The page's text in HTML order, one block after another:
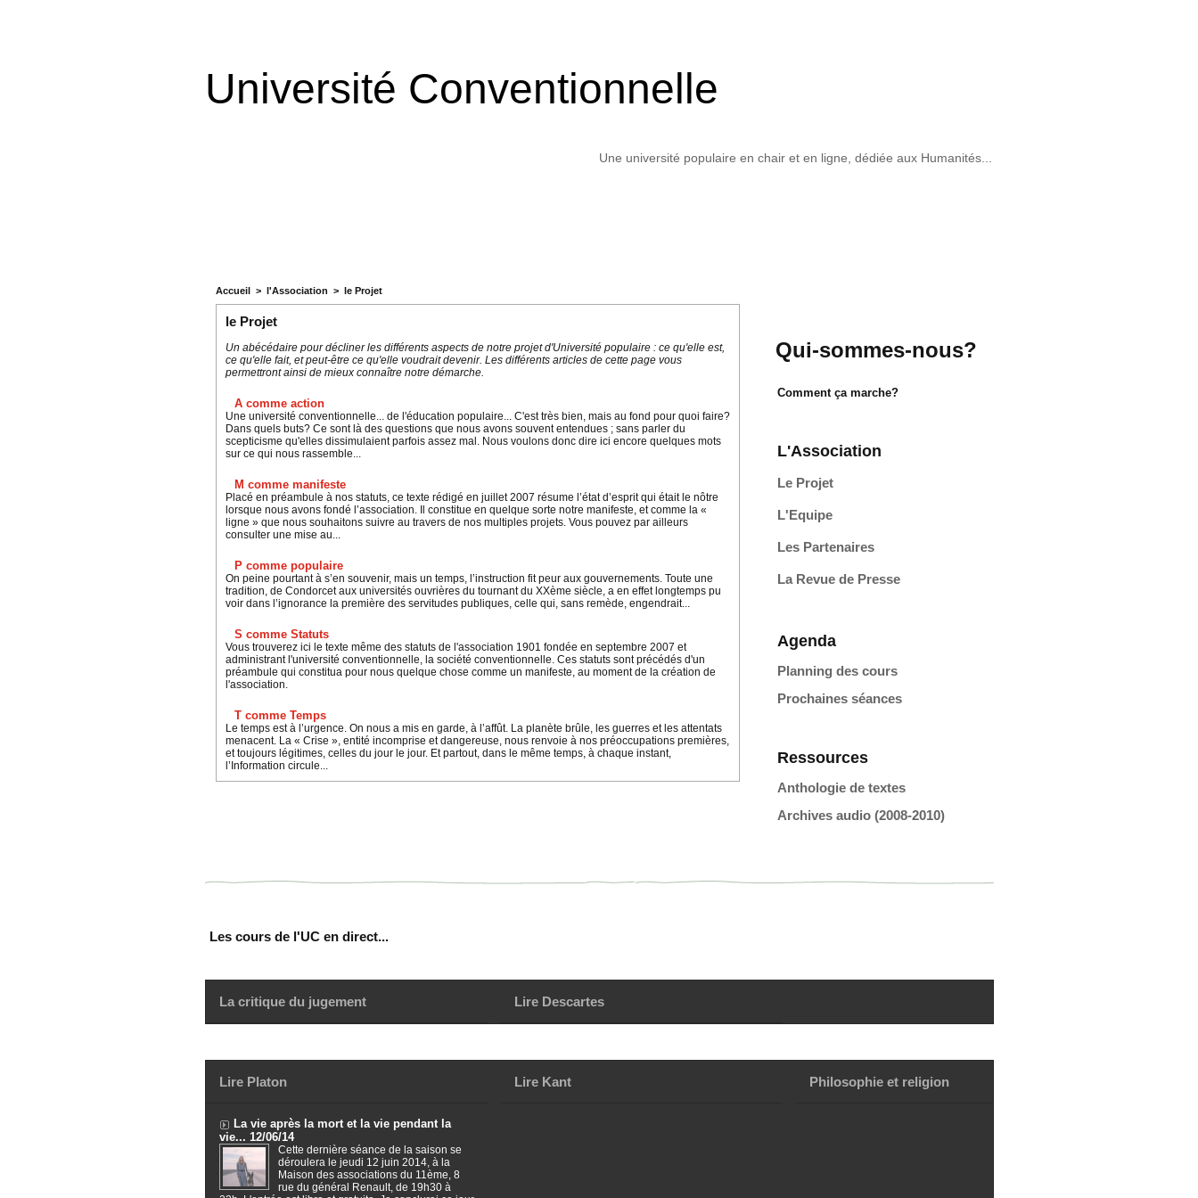
Université Conventionnelle
Une université populaire en chair et en ligne, dédiée aux Humanités...
Accueil > l'Association > le Projet
le Projet
Un abécédaire pour décliner les différents aspects de notre projet d'Université populaire : ce qu'elle est,
ce qu'elle fait, et peut-être ce qu'elle voudrait devenir. Les différents articles de cette page vous
permettront ainsi de mieux connaître notre démarche.
A comme action
Une université conventionnelle... de l'éducation populaire... C'est très bien, mais au fond pour quoi faire?
Dans quels buts? Ce sont là des questions que nous avons souvent entendues ; sans parler du
scepticisme qu'elles dissimulaient parfois assez mal. Nous voulons donc dire ici encore quelques mots
sur ce qui nous rassemble...
M comme manifeste
Placé en préambule à nos statuts, ce texte rédigé en juillet 2007 résume l’état d’esprit qui était le nôtre
lorsque nous avons fondé l’association. Il constitue en quelque sorte notre manifeste, et comme la «
ligne » que nous souhaitons suivre au travers de nos multiples projets. Vous pouvez par ailleurs
consulter une mise au...
P comme populaire
On peine pourtant à s’en souvenir, mais un temps, l’instruction fit peur aux gouvernements. Toute une
tradition, de Condorcet aux universités ouvrières du tournant du XXème siècle, a en effet longtemps pu
voir dans l’ignorance la première des servitudes publiques, celle qui, sans remède, engendrait...
S comme Statuts
Vous trouverez ici le texte même des statuts de l'association 1901 fondée en septembre 2007 et
administrant l'université conventionnelle, la société conventionnelle. Ces statuts sont précédés d'un
préambule qui constitua pour nous quelque chose comme un manifeste, au moment de la création de
l'association.
T comme Temps
Le temps est à l’urgence. On nous a mis en garde, à l’affût. La planète brûle, les guerres et les attentats
menacent. La « Crise », entité incomprise et dangereuse, nous renvoie à nos préoccupations premières,
et toujours légitimes, celles du jour le jour. Et partout, dans le même temps, à chaque instant,
l’Information circule...
Qui-sommes-nous?
Comment ça marche?
L'Association
Le Projet
L'Equipe
Les Partenaires
La Revue de Presse
Agenda
Planning des cours
Prochaines séances
Ressources
Anthologie de textes
Archives audio (2008-2010)
Les cours de l'UC en direct...
La critique du jugement Lire Descartes
Lire Platon
La vie après la mort et la vie pendant la
vie... 12/06/14
Cette dernière séance de la saison se
déroulera le jeudi 12 juin 2014, à la
Maison des associations du 11ème, 8
rue du général Renault, de 19h30 à
Lire Kant Philosophie et religion